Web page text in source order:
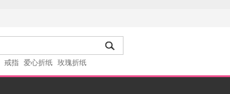
戒指 爱心折纸 玫瑰折纸